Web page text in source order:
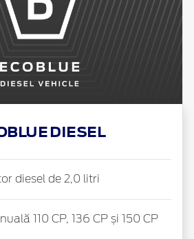
DIESEL
diesel de 2,0 litri
110 CP, 136 CP și 150 CP